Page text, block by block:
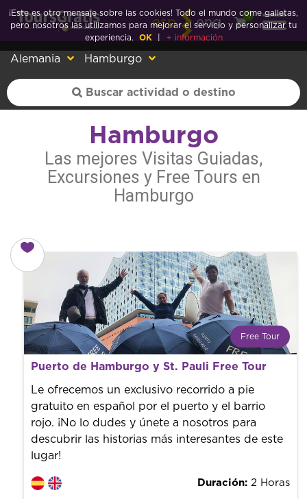
esp eng
0
Alemania Hamburgo
Hamburgo
Las mejores Visitas Guiadas,
Excursiones y Free Tours en
Hamburgo
Free Tour
¿Qué es un FREE TOUR?
Tendencia mundial en rutas turísticas. Reserva sin coste
con un guía profesional. ¡El precio es libre! Por lo que al
finalizar la experiencia tú le pones el precio.
Puerto de Hamburgo y St. Pauli Free Tour
Le ofrecemos un exclusivo recorrido a pie
gratuito en español por el puerto y el barrio
rojo. ¡No lo dudes y únete a nosotros para
descubrir las historias más interesantes de este
lugar!
Duración: 2 Horas
¡Este es otro mensaje sobre las cookies! Todo el mundo come galletas,
pero nosotros las utilizamos para mejorar el servicio y personalizar tu
experiencia.
OK + información